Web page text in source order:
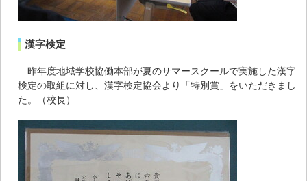
漢字検定
昨年度地域学校協働本部が夏のサマースクールで実施した漢字
検定の取組に対し、漢字検定協会より「特別賞」をいただきまし
た。（校長）